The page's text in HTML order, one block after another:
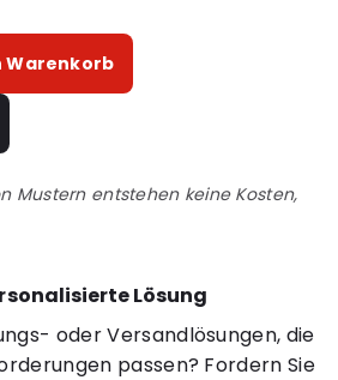
Warenkorb
Mustern entstehen keine Kosten,
Lösung
oder Versandlösungen, die
passen? Fordern Sie